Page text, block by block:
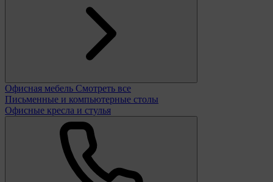
Офисная мебель Смотреть все
Письменные и компьютерные столы
Офисные кресла и стулья